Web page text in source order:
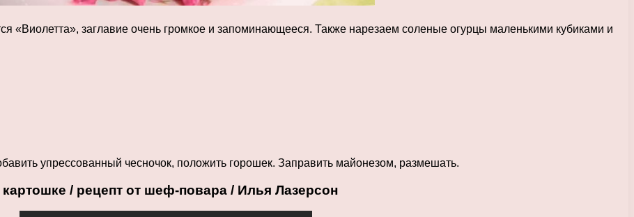
«Виолетта», заглавие очень громкое и запоминающееся. Также нарезаем соленые огурцы маленькими кубиками и
упрессованный чесночок, положить горошек. Заправить майонезом, размешать.
/ рецепт от шеф-повара / Илья Лазерсон